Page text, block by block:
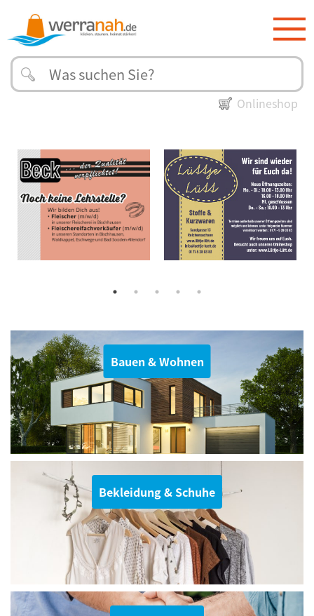
Onlineshop
Bauen & Wohnen
Bekleidung & Schuhe